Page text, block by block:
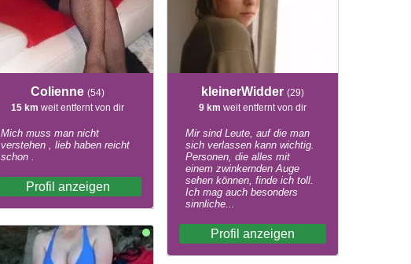
Colienne(54)
15 km weit entfernt von dir
Mich muss man nicht
verstehen , lieb haben reicht
schon .
Profil anzeigen
kleinerWidder (29)
9 km weit entfernt von dir
Mir sind Leute, auf die man
sich verlassen kann wichtig.
Personen, die alles mit
einem zwinkernden Auge
sehen können, finde ich toll.
Ich mag auch besonders
sinnliche...
Profil anzeigen